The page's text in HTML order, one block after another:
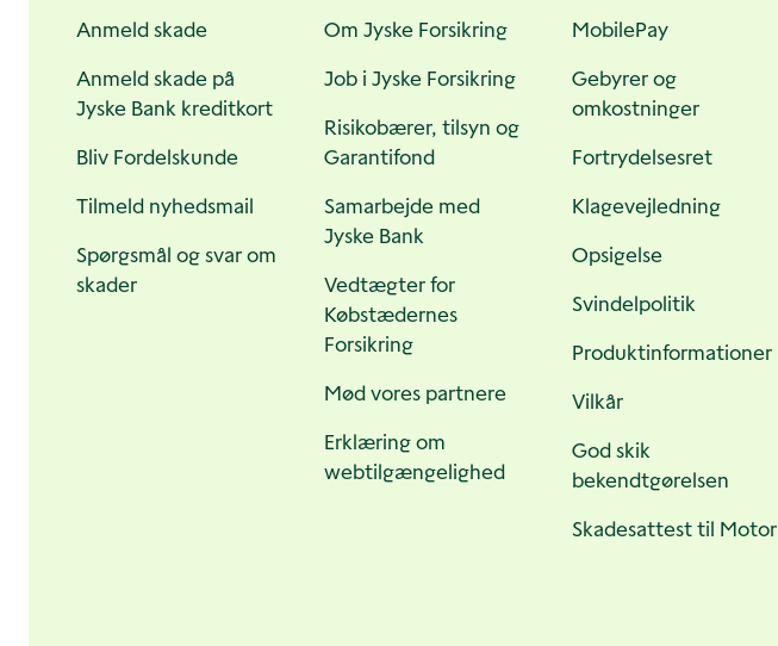
Anmeld skade
Anmeld skade på
Jyske Bank kreditkort
Bliv Fordelskunde
Tilmeld nyhedsmail
Spørgsmål og svar om
skader
Om Jyske Forsikring
Job i Jyske Forsikring
Risikobærer, tilsyn og
Garantifond
Samarbejde med
Jyske Bank
Vedtægter for
Købstædernes
Forsikring
Mød vores partnere
Erklæring om
webtilgængelighed
MobilePay
Gebyrer og
omkostninger
Fortrydelsesret
Klagevejledning
Opsigelse
Svindelpolitik
Produktinformationer
Vilkår
God skik
bekendtgørelsen
Skadesattest til Motor